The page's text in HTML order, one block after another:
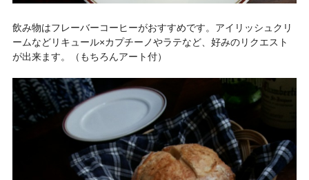
飲み物はフレーバーコーヒーがおすすめです。アイリッシュクリ
ームなどリキュール×カプチーノやラテなど、好みのリクエスト
が出来ます。（もちろんアート付）